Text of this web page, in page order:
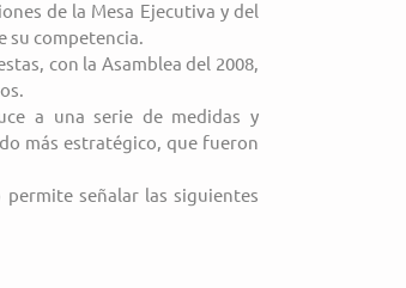
de la Mesa Ejecutiva y del
su competencia.
con la Asamblea del 2008,
a una serie de medidas y
más estratégico, que fueron
permite señalar las siguientes